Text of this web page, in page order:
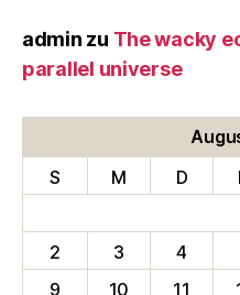
admin zu The wacky
parallel universe
S
M D
2
3 4
9
10 11